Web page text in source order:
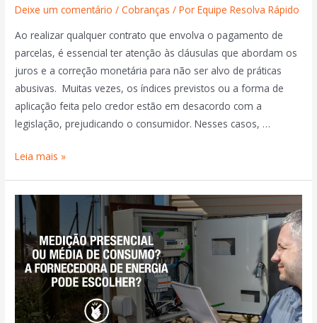
Deixe um comentário /Cobranças / PorEquipe Resolva Rápido
Ao realizar qualquer contrato que envolva o pagamento de
parcelas, é essencial ter atenção às cláusulas que abordam os
juros e a correção monetária para não ser alvo de práticas
abusivas. Muitas vezes, os índices previstos ou a forma de
aplicação feita pelo credor estão em desacordo com a
legislação, prejudicando o consumidor. Nesses casos, …
Leia mais »